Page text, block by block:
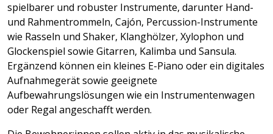
spielbarer und robuster Instrumente, darunter Hand-
und Rahmentrommeln, Cajón, Percussion-Instrumente
wie Rasseln und Shaker, Klanghölzer, Xylophon und
Glockenspiel sowie Gitarren, Kalimba und Sansula.
Ergänzend können ein kleines E-Piano oder ein digitales
Aufnahmegerät sowie geeignete
Aufbewahrungslösungen wie ein Instrumentenwagen
oder Regal angeschafft werden.